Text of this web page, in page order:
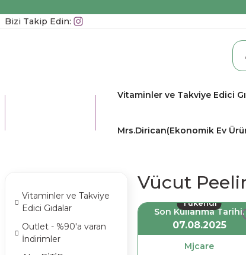
Bizi Takip Edin:
Vitaminler ve Takviye Edici
Mrs.Dirican(Ekonomik Ev
Vitaminler ve Takviye
Edici Gıdalar
Outlet - %90'a varan
İndirimler
Vücut
Tükendi
Son Kullanma Tarihi:
07.08.2025
Mjcare